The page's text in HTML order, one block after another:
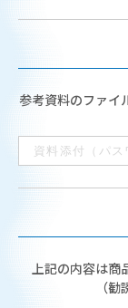
参考資料のファイ
上記の内容は商
（